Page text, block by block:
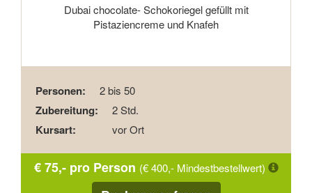
Dubai chocolate- Schokoriegel gefüllt mit
Pistaziencreme und Knafeh
Personen: 2 bis 50
Zubereitung: 2 Std.
Kursart: vor Ort
€ 75,- pro Person (€ 400,- Mindestbestellwert)